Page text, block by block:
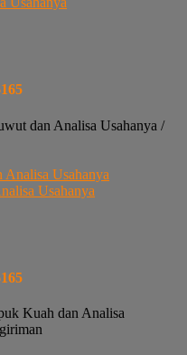
dan Analisa Usahanya /
Usahanya
Kuah dan Analisa